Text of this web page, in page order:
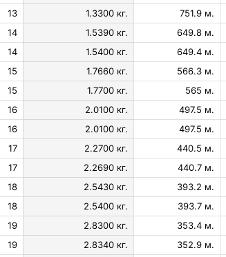
13 1.3300 кг. 751.9 м.
14 1.5390 кг. 649.8 м.
14 1.5400 кг. 649.4 м.
15 1.7660 кг. 566.3 м.
15 1.7700 кг. 565 м.
16 2.0100 кг. 497.5 м.
16 2.0100 кг. 497.5 м.
17 2.2700 кг. 440.5 м.
17 2.2690 кг. 440.7 м.
18 2.5430 кг. 393.2 м.
18 2.5400 кг. 393.7 м.
19 2.8300 кг. 353.4 м.
19 2.8340 кг. 352.9 м.